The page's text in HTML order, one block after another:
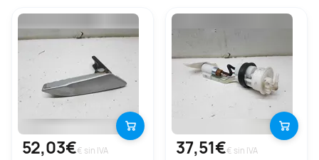
52,03€€ sin IVA 37,51€€ sin IVA